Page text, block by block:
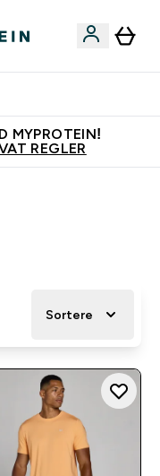
MYPROTEIN!
REGLER
Sortere